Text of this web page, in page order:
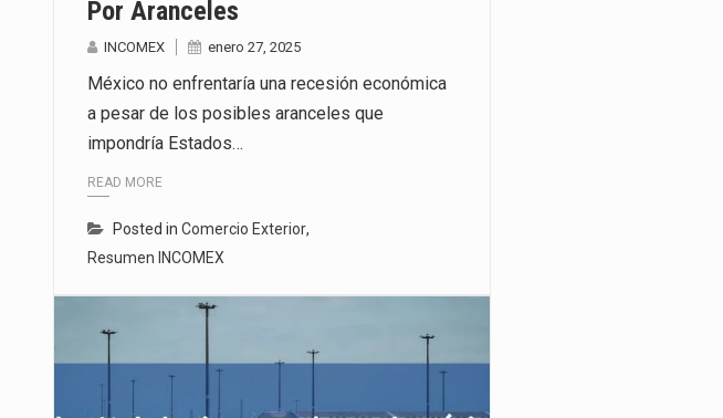
Por Aranceles
INCOMEX enero 27, 2025
México no enfrentaría una recesión económica
a pesar de los posibles aranceles que
impondría Estados…
READ MORE
Posted in Comercio Exterior,
Resumen INCOMEX